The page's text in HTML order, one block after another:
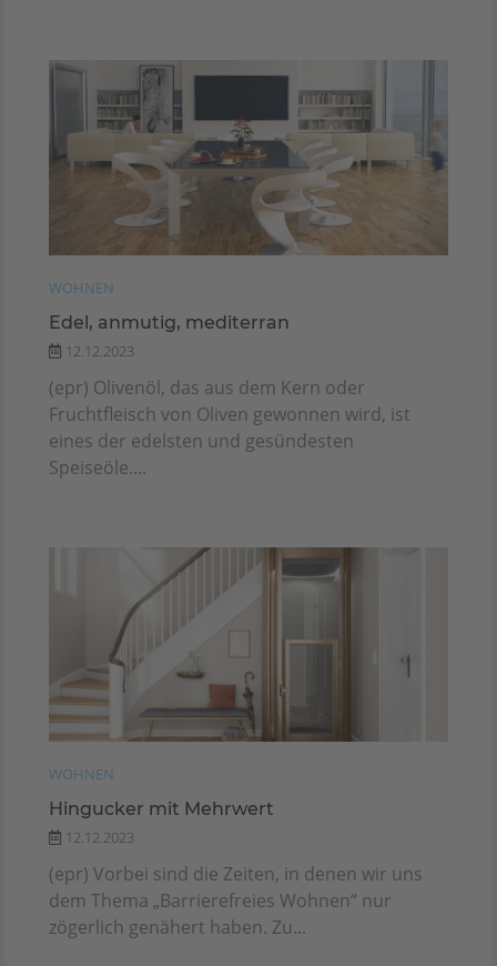
WOHNEN
Edel, anmutig, mediterran
12.12.2023
(epr) Olivenöl, das aus dem Kern oder
Fruchtfleisch von Oliven gewonnen wird, ist
eines der edelsten und gesündesten
Speiseöle....
WOHNEN
Hingucker mit Mehrwert
12.12.2023
(epr) Vorbei sind die Zeiten, in denen wir uns
dem Thema „Barrierefreies Wohnen“ nur
zögerlich genähert haben. Zu...